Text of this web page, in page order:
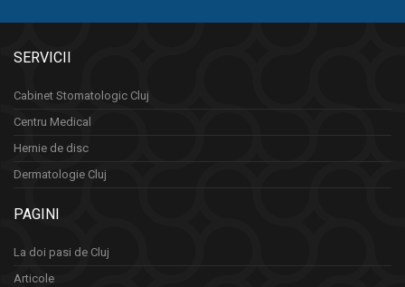
SERVICII
Cabinet Stomatologic Cluj
Centru Medical
Hernie de disc
Dermatologie Cluj
PAGINI
La doi pasi de Cluj
Articole